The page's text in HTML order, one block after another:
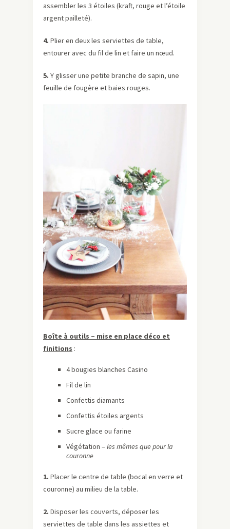
assembler les 3 étoiles (kraft, rouge et l’étoile
argent pailleté).
4. Plier en deux les serviettes de table,
entourer avec du fil de lin et faire un nœud.
5. Y glisser une petite branche de sapin, une
feuille de fougère et baies rouges.
Boîte à outils – mise en place déco et
finitions :
4 bougies blanches Casino
Fil de lin
Confettis diamants
Confettis étoiles argents
Sucre glace ou farine
Végétation –les mêmes que pour la
couronne
1. Placer le centre de table (bocal en verre et
couronne) au milieu de la table.
2. Disposer les couverts, déposer les
serviettes de table dans les assiettes et